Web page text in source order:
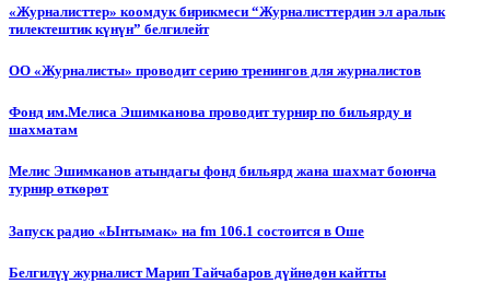
«Журналисттер» коомдук бирикмеси “Журналисттердин эл аралык
тилектештик күнүн” белгилейт
ОО «Журналисты» проводит серию тренингов для журналистов
Фонд им.Мелиса Эшимканова проводит турнир по бильярду и
шахматам
Мелис Эшимканов атындагы фонд бильярд жана шахмат боюнча
турнир өткөрөт
Запуск радио «Ынтымак» на fm 106.1 состоится в Оше
Белгилүү журналист Марип Тайчабаров дүйнөдөн кайтты